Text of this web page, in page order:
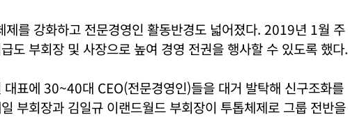
제를 강화하고 전문경영인 활동반경도 넓어졌다. 2019년 1월 주
도 부회장 및 사장으로 높여 경영 전권을 행사할 수 있도록 했다.
대표에 30~40대 CEO(전문경영인)들을 대거 발탁해 신구조화를
부회장과 김일규 이랜드월드 부회장이 투톱체제로 그룹 전반을